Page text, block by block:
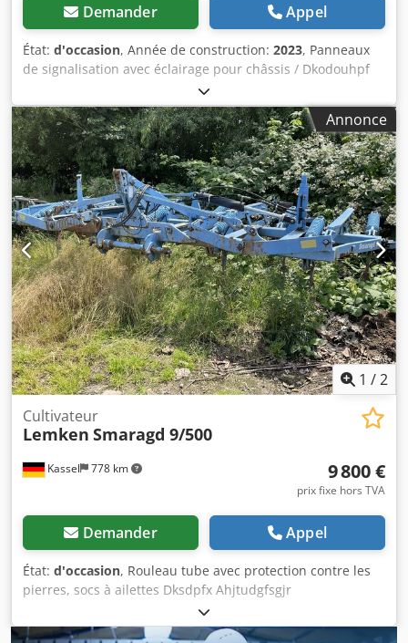
Demander Appel
État: d'occasion, Année de construction: 2023, Panneaux
de signalisation avec éclairage pour châssis / Dkodouhpf
Annonce
1 /2
Kassel 778 km
Cultivateur
Lemken Smaragd 9/500
9 800 €
prix fixe hors TVA
Demander Appel
État: d'occasion, Rouleau tube avec protection contre les
pierres, socs à ailettes Dksdpfx Ahjtudgfsgjr